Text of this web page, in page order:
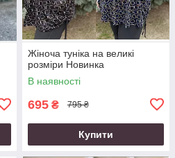
Жіноча туніка на великі
розміри Новинка
В наявності
695 ₴ 795 ₴
Купити